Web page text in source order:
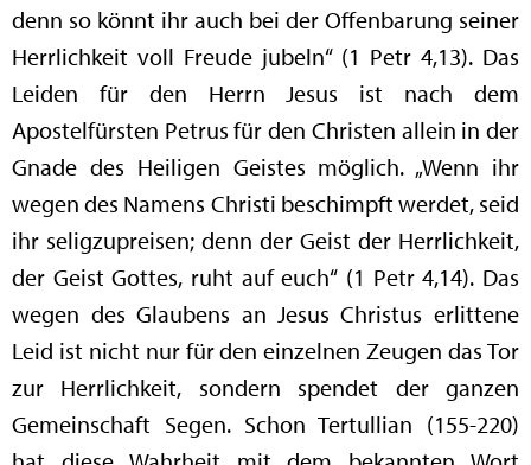
denn so könnt ihr auch bei der Offenbarung seiner
Herrlichkeit voll Freude jubeln“ (1 Petr 4,13). Das
Leiden für den Herrn Jesus ist nach dem
Apostelfürsten Petrus für den Christen allein in der
Gnade des Heiligen Geistes möglich. „Wenn ihr
wegen des Namens Christi beschimpft werdet, seid
ihr seligzupreisen; denn der Geist der Herrlichkeit,
der Geist Gottes, ruht auf euch“ (1 Petr 4,14). Das
wegen des Glaubens an Jesus Christus erlittene
Leid ist nicht nur für den einzelnen Zeugen das Tor
zur Herrlichkeit, sondern spendet der ganzen
Gemeinschaft Segen. Schon Tertullian (155-220)